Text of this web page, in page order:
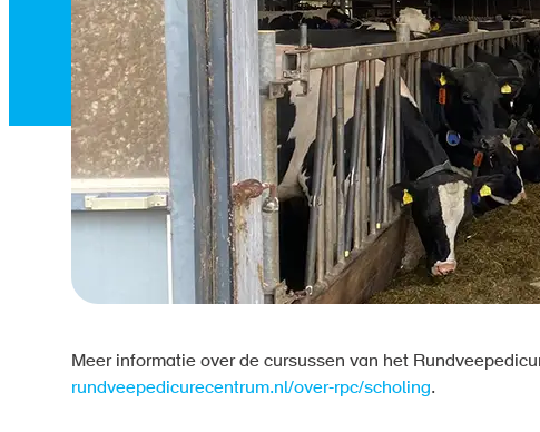
Meer informatie over de cursussen van het
rundveepedicurecentrum.nl/over-rpc/scholing.